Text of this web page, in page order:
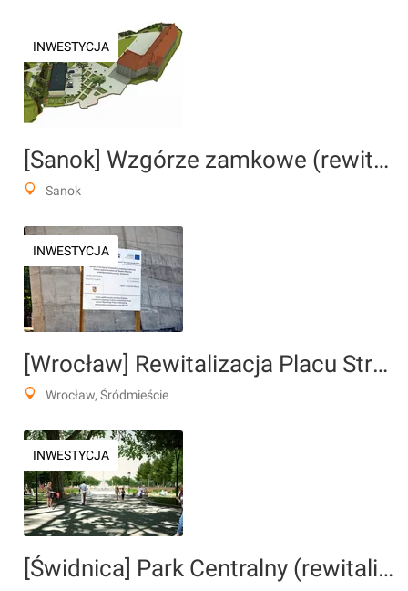
INWESTYCJA
[Sanok] Wzgórze zamkowe (rewitalizacja)
Sanok
INWESTYCJA
[Wrocław] Rewitalizacja Placu Strzeleckiego
Wrocław, Śródmieście
INWESTYCJA
[Świdnica] Park Centralny (rewitalizacja)